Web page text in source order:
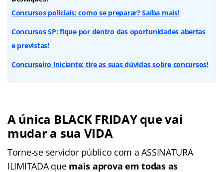
Concursos policiais: como se preparar? Saiba mais!
Concursos SP: fique por dentro das oportunidades abertas
e previstas!
Concurseiro Iniciante: tire as suas dúvidas sobre concursos!
A única BLACK FRIDAY que vai
mudar a sua VIDA
Torne-se servidor público com a ASSINATURA
ILIMITADA que mais aprova em todas as